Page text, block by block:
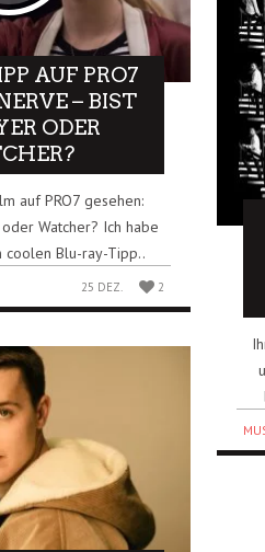
AUF PRO7
– BIST
ODER
auf PRO7 gesehen:
oder Watcher? Ich habe
coolen Blu-ray-Tipp..
25 DEZ. 2